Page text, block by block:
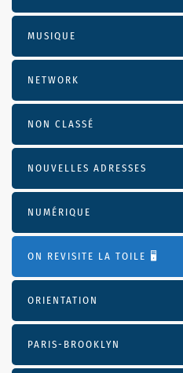
MUSIQUE
NETWORK
NON CLASSÉ
NOUVELLES ADRESSES
NUMÉRIQUE
ON REVISITE LA TOILE 🖥️
ORIENTATION
PARIS-BROOKLYN